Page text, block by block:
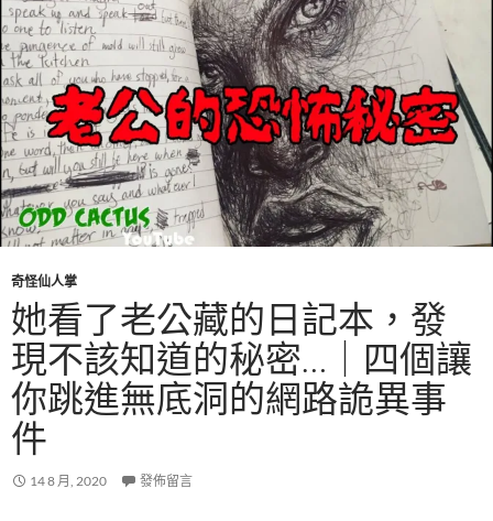
奇怪仙人掌
她看了老公藏的日記本，發
現不該知道的秘密…｜四個讓
你跳進無底洞的網路詭異事
件
14 8 月, 2020 發佈留言